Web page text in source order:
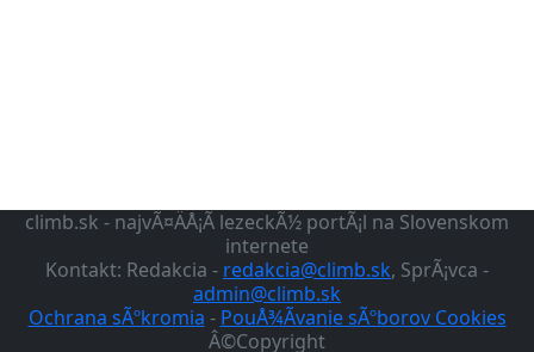
climb.sk - najvÃ¤ÄÅ¡Ã­ lezeckÃ½ portÃ¡l na Slovenskom
internete
Kontakt: Redakcia - redakcia@climb.sk, SprÃ¡vca -
admin@climb.sk
Ochrana sÃºkromia - PouÅ¾Ã­vanie sÃºborov Cookies
Â©Copyright